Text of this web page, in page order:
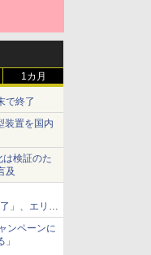
1カ月
で終了
装置を国内
は検証のた
及
」、エリア
課題
ンペーンに